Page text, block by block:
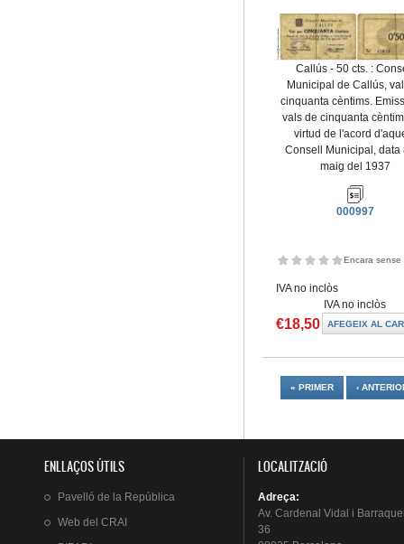
Callús - 50 cts. :
Municipal de Callús,
cinquanta cèntims.
vals de cinquanta
virtud de l'acord
Consell Municipal, data
maig del 1937
000997
Encara sense
IVA no inclòs
IVA no inclòs
€18,50
« PRIMER ‹
ENLLAÇOS ÚTILS
Pavelló de la República
Web del CRAI
LOCALITZACIÓ
Adreça:
Av. Cardenal Vidal i
36